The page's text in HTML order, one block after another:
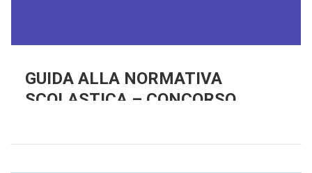
GUIDA ALLA NORMATIVA
SCOLASTICA – CONCORSO